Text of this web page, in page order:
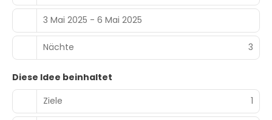
3 Mai 2025 - 6 Mai 2025
Nächte 3
Diese Idee beinhaltet
Ziele
1